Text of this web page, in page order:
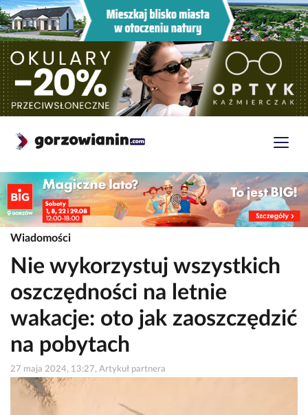
Wiadomości
Nie wykorzystuj wszystkich
oszczędności na letnie
wakacje: oto jak zaoszczędzić
na pobytach
27 maja 2024, 13:27, Artykuł partnera